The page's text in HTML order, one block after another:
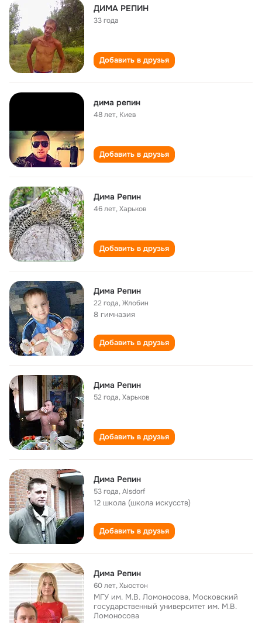
ДИМА РЕПИН
33 года
Добавить в друзья
дима репин
48 лет, Киев
Добавить в друзья
Дима Репин
46 лет,Харьков
Добавить в друзья
Дима Репин
22 года,Жлобин
8 гимназия
Добавить в друзья
Дима Репин
52 года,Харьков
Добавить в друзья
Дима Репин
53 года,Alsdorf
12 школа (школа искусств)
Добавить в друзья
Дима Репин
60 лет,Хьюстон
МГУ им. М.В. Ломоносова, Московский
государственный университет им. М.В.
Ломоносова